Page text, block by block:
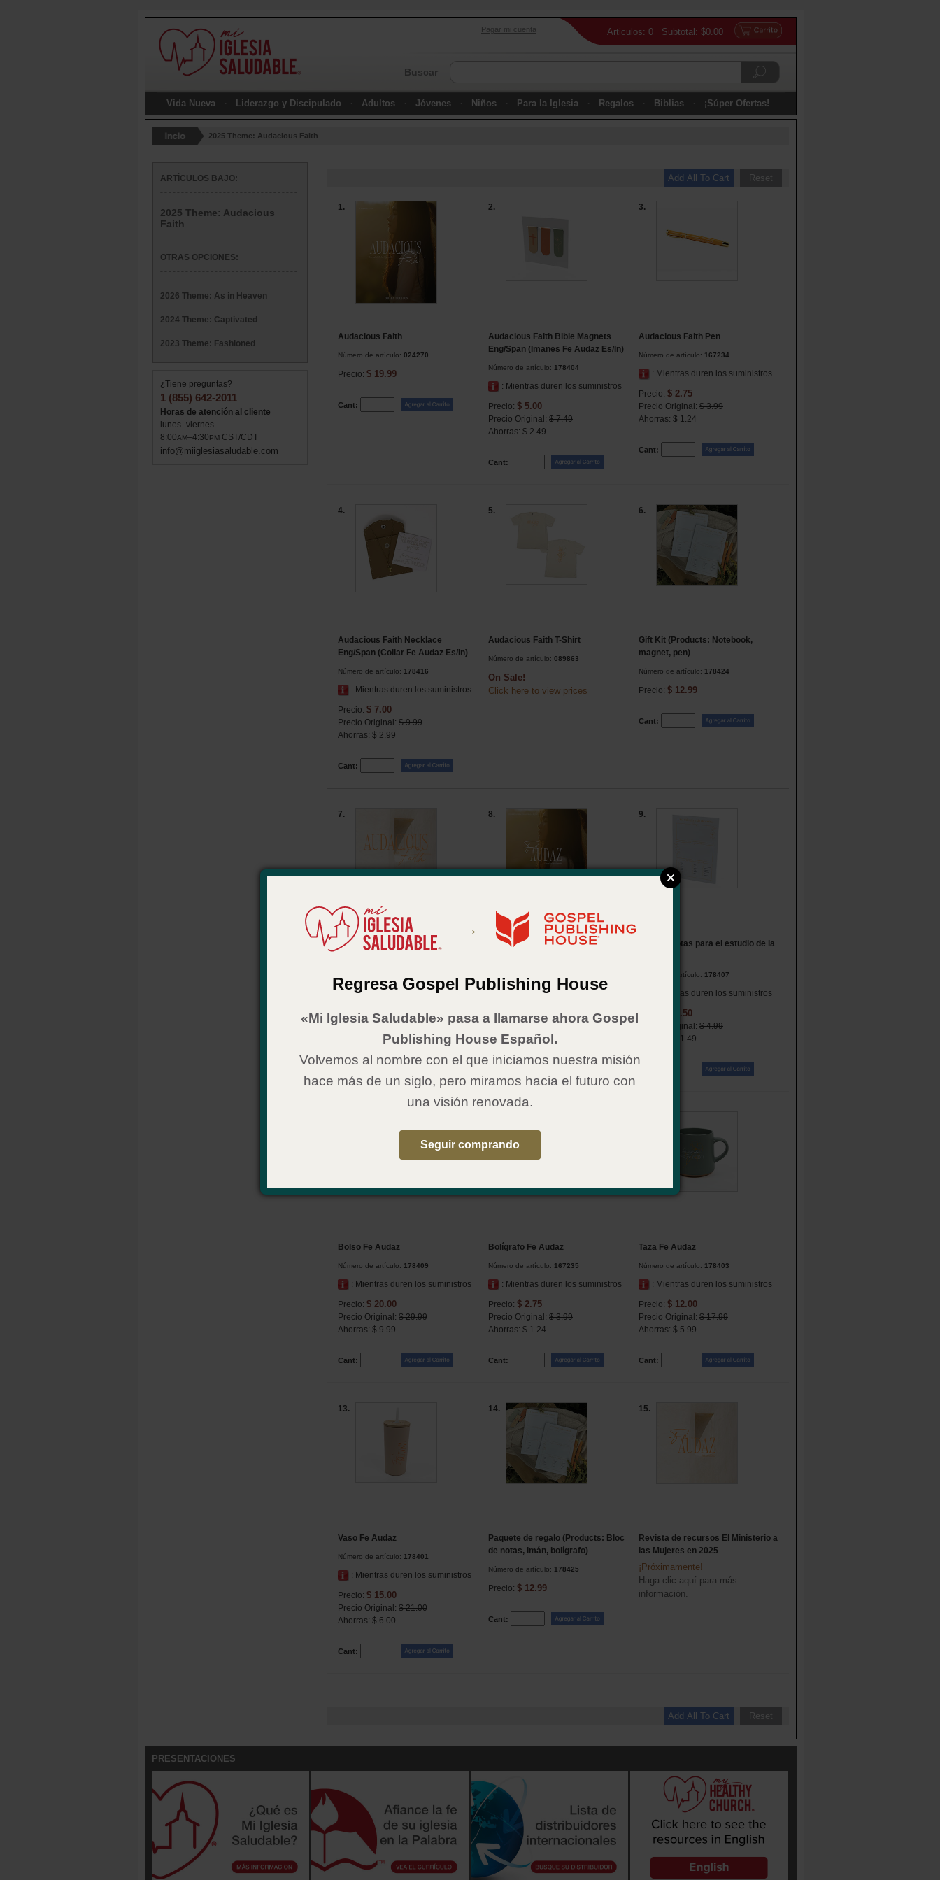
Articulos: 0 Subtotal: $0.00
Pagar mi cuenta
Buscar
Vida Nueva Liderazgo y Discipulado Adultos Jóvenes Niños Para la Iglesia Regalos Biblias ¡Súper Ofertas!
2025 Theme: Audacious Faith
ARTÍCULOS BAJO:
2025 Theme: Audacious
Faith
OTRAS OPCIONES:
2026 Theme: As in Heaven
2024 Theme: Captivated
2023 Theme: Fashioned
¿Tiene preguntas?
1 (855) 642-2011
Horas de atención al cliente
lunes–viernes
8:00AM–4:30PM CST/CDT
info@miiglesiasaludable.com
1.
Audacious Faith
Número de artículo: 024270
Precio: $ 19.99
Cant:
2.
Audacious Faith Bible Magnets
Eng/Span (Imanes Fe Audaz Es/In)
Número de artículo: 178404
: Mientras duren los suministros
Precio: $ 5.00
Precio Original: $ 7.49
Ahorras: $ 2.49
Cant:
3.
Audacious Faith Pen
Número de artículo: 167234
: Mientras duren los suministros
Precio: $ 2.75
Precio Original: $ 3.99
Ahorras: $ 1.24
Cant:
4.
Audacious Faith Necklace
Eng/Span (Collar Fe Audaz Es/In)
Número de artículo: 178416
: Mientras duren los suministros
Precio: $ 7.00
Precio Original: $ 9.99
Ahorras: $ 2.99
Cant:
5.
Audacious Faith T-Shirt
Número de artículo: 089863
On Sale!
Click here to view prices
6.
Gift Kit (Products: Notebook,
magnet, pen)
Número de artículo: 178424
Precio: $ 12.99
Cant:
7.
AG Women Resource Magazine
Haga clic aquí para más
8.
Fe Audaz
Precio: $ 19.99
Cant:
9.
Bloc de notas para el estudio de la
Número de artículo: 178407
: Mientras duren los suministros
$ 3.50
Precio Original: $ 4.99
Ahorras: $ 1.49
Bolso Fe Audaz
Número de artículo: 178409
: Mientras duren los suministros
Precio: $ 20.00
Precio Original: $ 29.99
Ahorras: $ 9.99
Cant:
Bolígrafo Fe Audaz
Número de artículo: 167235
: Mientras duren los suministros
Precio: $ 2.75
Precio Original: $ 3.99
Ahorras: $ 1.24
Cant:
Taza Fe Audaz
Número de artículo: 178403
: Mientras duren los suministros
Precio: $ 12.00
Precio Original: $ 17.99
Ahorras: $ 5.99
Cant:
13.
Vaso Fe Audaz
Número de artículo: 178401
: Mientras duren los suministros
Precio: $ 15.00
Precio Original: $ 21.00
Ahorras: $ 6.00
Cant:
14.
Paquete de regalo (Products: Bloc
de notas, imán, bolígrafo)
Número de artículo: 178425
Precio: $ 12.99
Cant:
15.
Revista de recursos El Ministerio a
las Mujeres en 2025
¡Próximamente!
Haga clic aquí para más
información.
PRESENTACIONES
→
Regresa Gospel Publishing House
«Mi Iglesia Saludable» pasa a llamarse ahora Gospel
Publishing House Español.
Volvemos al nombre con el que iniciamos nuestra misión
hace más de un siglo, pero miramos hacia el futuro con
una visión renovada.
Seguir comprando